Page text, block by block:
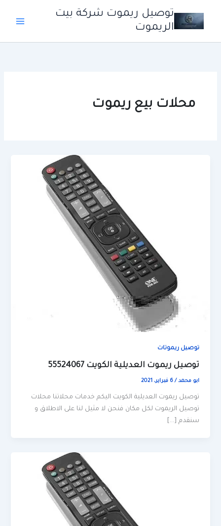
المحتوى
توصيل ريموت شركة بيت
الريموت
محلات بيع ريموت
توصيل ريموتات
توصيل ريموت العديلية الكويت 55524067
ابو محمد/6 فبراير، 2021
توصيل ريموت العديلية الكويت اليكم خدمات محلاتنا محلات
توصيل الريموت لكل مكان فنحن لا مثيل لنا على الاطلاق و
سنقدم […]